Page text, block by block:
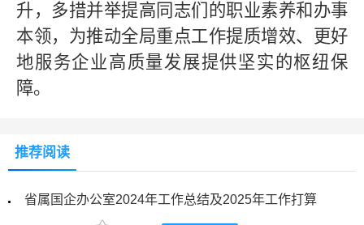
升，多措并举提高同志们的职业素养和办事
本领，为推动全局重点工作提质增效、更好
地服务企业高质量发展提供坚实的枢纽保
障。
推荐阅读
省属国企办公室2024年工作总结及2025年工作打算